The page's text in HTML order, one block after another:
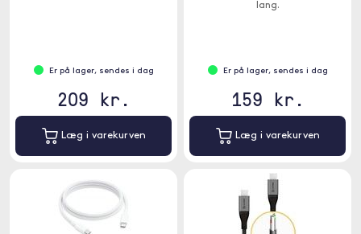
Er på lager, sendes i dag
209 kr.
Læg i varekurven
lang.
Er på lager, sendes i dag
159 kr.
Læg i varekurven